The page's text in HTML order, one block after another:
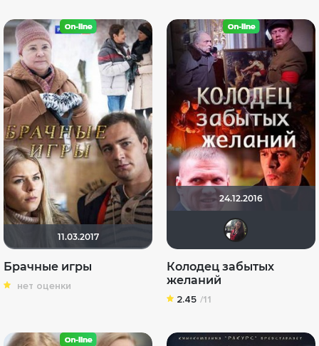
11.03.2017
Брачные игры
нет оценки
24.12.2016
Колодец забытых
желаний
2.45 /11